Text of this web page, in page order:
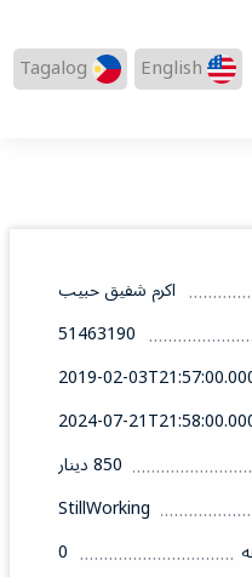
English
Tagalog
اكرم شفيق حبيب
51463190
2019-02-
2024-07-
850 دينار
StillWorking
0